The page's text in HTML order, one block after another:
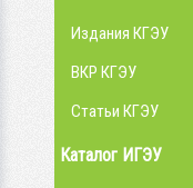
Издания КГЭУ
ВКР КГЭУ
Статьи КГЭУ
Каталог ИГЭУ